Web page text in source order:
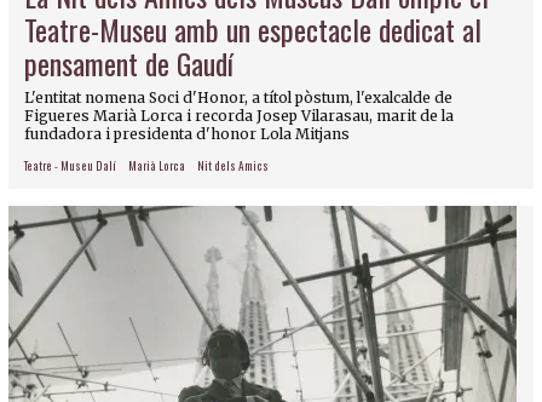
Teatre-Museu amb un espectacle dedicat al
pensament de Gaudí
L'entitat nomena Soci d'Honor, a títol pòstum, l'exalcalde de
Figueres Marià Lorca i recorda Josep Vilarasau, marit de la
fundadora i presidenta d'honor Lola Mitjans
Teatre - Museu Dalí Marià Lorca Nit dels Amics